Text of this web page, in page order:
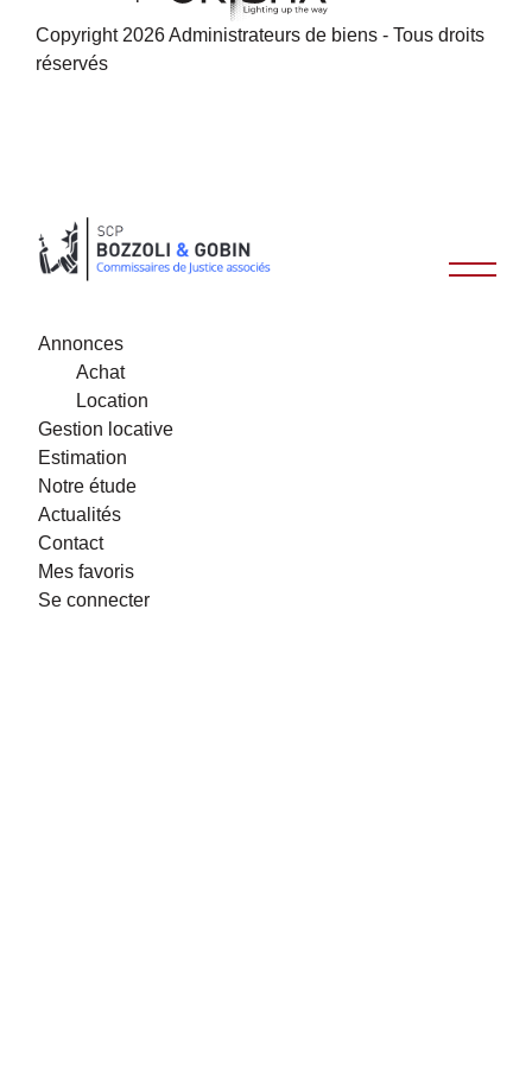
Copyright 2026 Administrateurs de biens - Tous droits
réservés
Annonces
Achat
Location
Gestion locative
Estimation
Notre étude
Actualités
Contact
Mes favoris
Se connecter